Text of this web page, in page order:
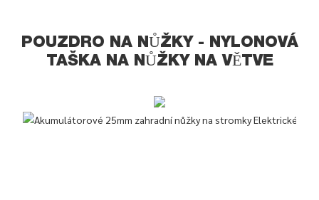
POUZDRO NA NŮŽKY - NYLONOVÁ
TAŠKA NA NŮŽKY NA VĚTVE